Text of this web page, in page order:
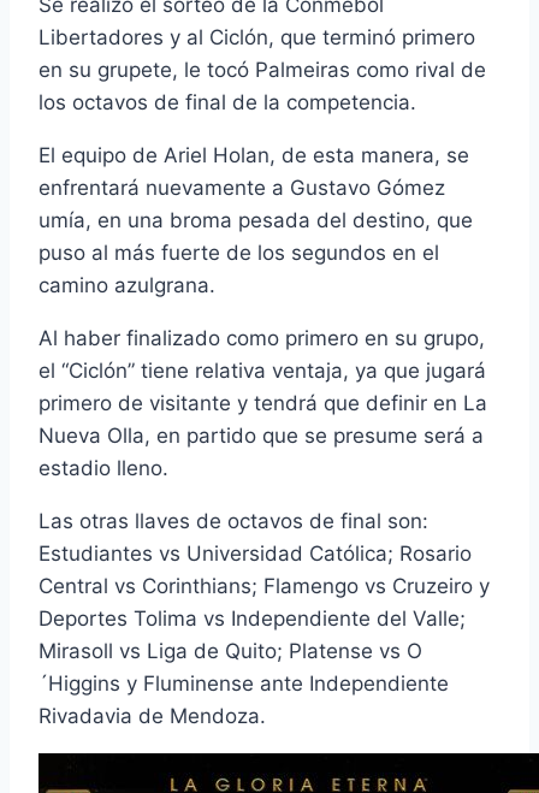
Se realizó el sorteo de la Conmebol
Libertadores y al Ciclón, que terminó primero
en su grupete, le tocó Palmeiras como rival de
los octavos de final de la competencia.
El equipo de Ariel Holan, de esta manera, se
enfrentará nuevamente a Gustavo Gómez
umía, en una broma pesada del destino, que
puso al más fuerte de los segundos en el
camino azulgrana.
Al haber finalizado como primero en su grupo,
el “Ciclón” tiene relativa ventaja, ya que jugará
primero de visitante y tendrá que definir en La
Nueva Olla, en partido que se presume será a
estadio lleno.
Las otras llaves de octavos de final son:
Estudiantes vs Universidad Católica; Rosario
Central vs Corinthians; Flamengo vs Cruzeiro y
Deportes Tolima vs Independiente del Valle;
Mirasoll vs Liga de Quito; Platense vs O
´Higgins y Fluminense ante Independiente
Rivadavia de Mendoza.